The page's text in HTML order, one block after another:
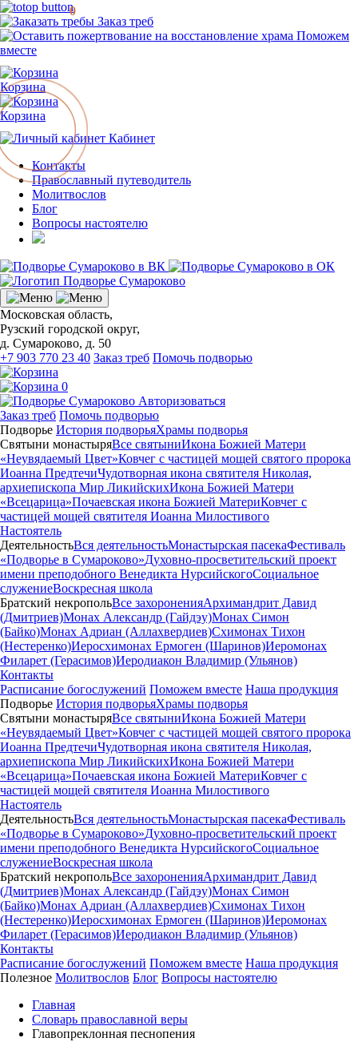
Заказ треб
Поможем
вместе
Корзина
Корзина
0
Кабинет
Контакты
Православный путеводитель
Молитвослов
Блог
Вопросы настоятелю
Московская область,
Рузский городской округ,
д. Сумароково, д. 50
+7 903 770 23 40 Заказ треб Помочь подворью
0
Авторизоваться
Заказ треб Помочь подворью
Подворье История подворьяХрамы подворья
Святыни монастыряВсе святыниИкона Божией Матери
«Неувядаемый Цвет»Ковчег с частицей мощей святого пророка
Иоанна ПредтечиЧудотворная икона святителя Николая,
архиепископа Мир ЛикийскихИкона Божией Матери
«Всецарица»Почаевская икона Божией МатериКовчег с
частицей мощей святителя Иоанна Милостивого
Настоятель
ДеятельностьВся деятельностьМонастырская пасекаФестиваль
«Подворье в Сумароково»Духовно-просветительский проект
имени преподобного Венедикта НурсийскогоСоциальное
служениеВоскресная школа
Братский некропольВсе захороненияАрхимандрит Давид
(Дмитриев)Монах Александр (Гайдэу)Монах Симон
(Байко)Монах Адриан (Аллахвердиев)Схимонах Тихон
(Нестеренко)Иеросхимонах Ермоген (Шаринов)Иеромонах
Филарет (Герасимов)Иеродиакон Владимир (Ульянов)
Контакты
Расписание богослужений Поможем вместе Наша продукция
Подворье История подворьяХрамы подворья
Святыни монастыряВсе святыниИкона Божией Матери
«Неувядаемый Цвет»Ковчег с частицей мощей святого пророка
Иоанна ПредтечиЧудотворная икона святителя Николая,
архиепископа Мир ЛикийскихИкона Божией Матери
«Всецарица»Почаевская икона Божией МатериКовчег с
частицей мощей святителя Иоанна Милостивого
Настоятель
ДеятельностьВся деятельностьМонастырская пасекаФестиваль
«Подворье в Сумароково»Духовно-просветительский проект
имени преподобного Венедикта НурсийскогоСоциальное
служениеВоскресная школа
Братский некропольВсе захороненияАрхимандрит Давид
(Дмитриев)Монах Александр (Гайдэу)Монах Симон
(Байко)Монах Адриан (Аллахвердиев)Схимонах Тихон
(Нестеренко)Иеросхимонах Ермоген (Шаринов)Иеромонах
Филарет (Герасимов)Иеродиакон Владимир (Ульянов)
Контакты
Расписание богослужений Поможем вместе Наша продукция
Полезное Молитвослов Блог Вопросы настоятелю
Главная
Словарь православной веры
Главопреклонная песнопения